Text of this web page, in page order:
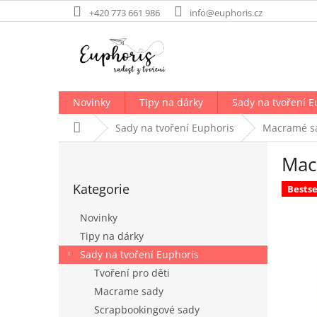
na
+420 773 661 986 info@euphoris.cz
Novinky Tipy na dárky Sady na tvoření
Domů Sady na tvoření Euphoris Macramé
n
kategorie
Kategorie
Novinky
Tipy na dárky
Sady na tvoření Euphoris
Tvoření pro děti
Macrame sady
Scrapbookingové sady